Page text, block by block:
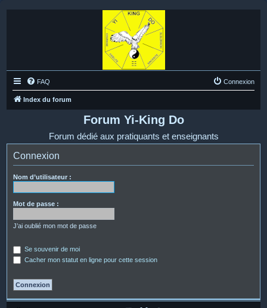
FAQ Connexion
Index du forum
Forum Yi-King Do
Forum dédié aux pratiquants et enseignants
Connexion
Nom d’utilisateur :
Mot de passe :
J’ai oublié mon mot de passe
Se souvenir de moi
Cacher mon statut en ligne pour cette session